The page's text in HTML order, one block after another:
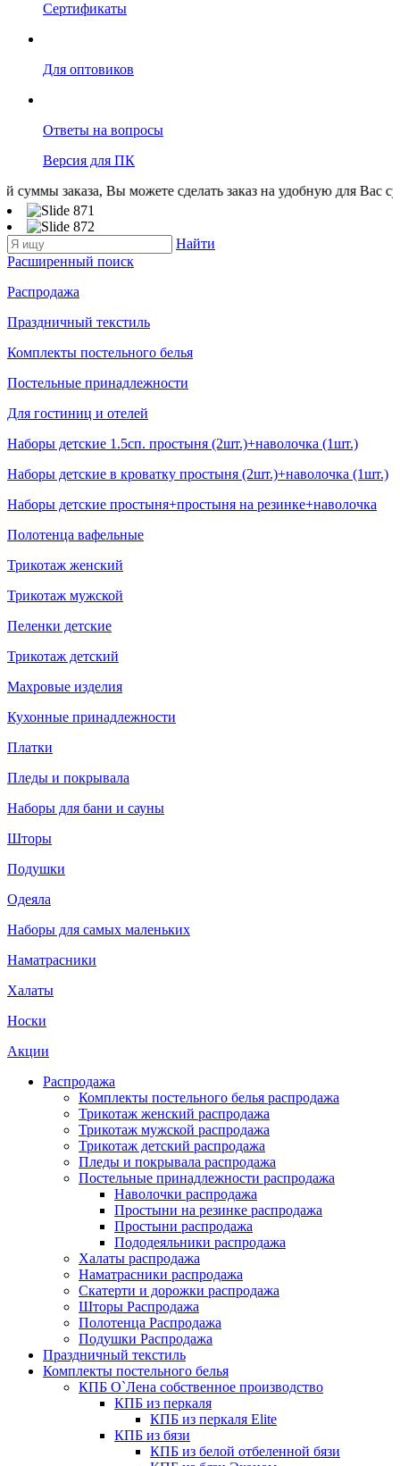
Сертификаты
Для оптовиков
Ответы на вопросы
Версия для ПК
Вы можете сделать заказ на удобную для Вас сумму. Все
Найти
Расширенный поиск
Распродажа
Праздничный текстиль
Комплекты постельного белья
Постельные принадлежности
Для гостиниц и отелей
Наборы детские 1.5сп. простыня (2шт.)+наволочка (1шт.)
Наборы детские в кроватку простыня (2шт.)+наволочка (1шт.)
Наборы детские простыня+простыня на резинке+наволочка
Полотенца вафельные
Трикотаж женский
Трикотаж мужской
Пеленки детские
Трикотаж детский
Махровые изделия
Кухонные принадлежности
Платки
Пледы и покрывала
Наборы для бани и сауны
Шторы
Подушки
Одеяла
Наборы для самых маленьких
Наматрасники
Халаты
Носки
Акции
Распродажа
Комплекты постельного белья распродажа
Трикотаж женский распродажа
Трикотаж мужской распродажа
Трикотаж детский распродажа
Пледы и покрывала распродажа
Постельные принадлежности распродажа
Наволочки распродажа
Простыни на резинке распродажа
Простыни распродажа
Пододеяльники распродажа
Халаты распродажа
Наматрасники распродажа
Скатерти и дорожки распродажа
Шторы Распродажа
Полотенца Распродажа
Подушки Распродажа
Праздничный текстиль
Комплекты постельного белья
КПБ О`Лена собственное производство
КПБ из перкаля
КПБ из перкаля Elite
КПБ из бязи
КПБ из белой отбеленной бязи